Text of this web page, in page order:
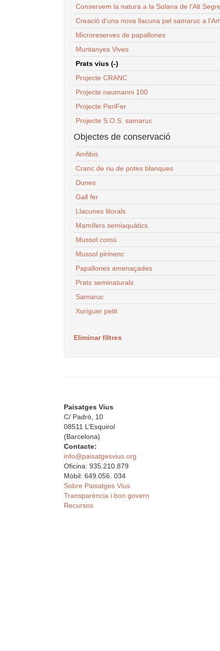
Conservem la natura a la Solana de l'Alt
Creació d'una nova llacuna pel samaruc a
Microreserves de papallones
Muntanyes Vives
Prats vius (-)
Projecte CRANC
Projecte naumanni 100
Projecte PeriFer
Projecte S.O.S. samaruc
Objectes de conservació
Amfibis
Cranc de riu de potes blanques
Dunes
Gall fer
Llacunes litorals
Mamífers semiaquàtics
Mussol comú
Mussol pirinenc
Papallones amenaçades
Prats seminaturals
Samaruc
Xoriguer petit
Eliminar filtres
Paisatges Vius
C/ Padró, 10
08511 L’Esquirol
(Barcelona)
Contacte:
info@paisatgesvius.org
Oficina: 935.210.879
Mòbil: 649.056. 034
Sobre Paisatges Vius
Transparència i bon govern
Recursos